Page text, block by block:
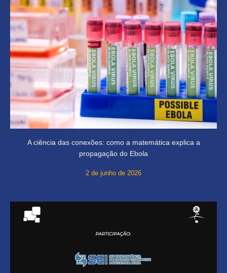
A ciência das conexões: como a matemática explica a
propagação do Ebola
2 de junho de 2026